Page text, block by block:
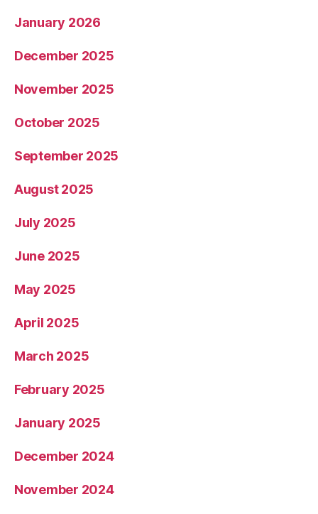
January 2026
December 2025
November 2025
October 2025
September 2025
August 2025
July 2025
June 2025
May 2025
April 2025
March 2025
February 2025
January 2025
December 2024
November 2024